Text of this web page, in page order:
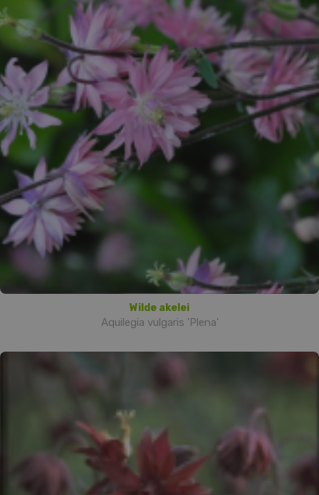
Wilde akelei
Aquilegia vulgaris 'Plena'